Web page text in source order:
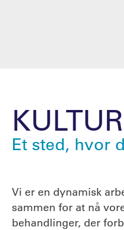
KULTUR
Et sted, hvor
Vi er en dynamisk
sammen for at nå
behandlinger, der